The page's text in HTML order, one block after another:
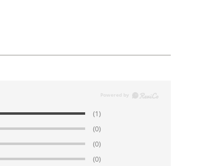
(1)
(0)
(0)
(0)